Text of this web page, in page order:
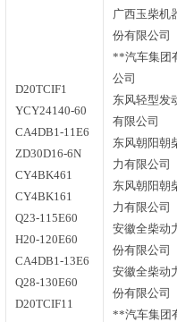
D20TCIF1
YCY24140-60
CA4DB1-11E6
ZD30D16-6N
CY4BK461
CY4BK161
Q23-115E60
H20-120E60
CA4DB1-13E6
Q28-130E60
D20TCIF11
广西玉柴机
份有限公司
**汽车集团
公司
东风轻型发
有限公司
东风朝阳朝
力有限公司
东风朝阳朝
力有限公司
安徽全柴动
份有限公司
安徽全柴动
份有限公司
**汽车集团